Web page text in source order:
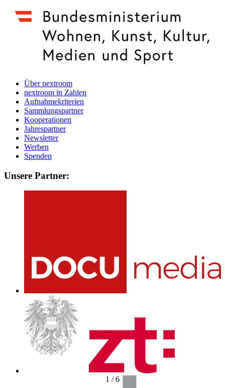
1 /6
Über nextroom
nextroom in Zahlen
Aufnahmekriterien
Sammlungspartner
Kooperationen
Jahrespartner
Newsletter
Werben
Spenden
Unsere Partner: